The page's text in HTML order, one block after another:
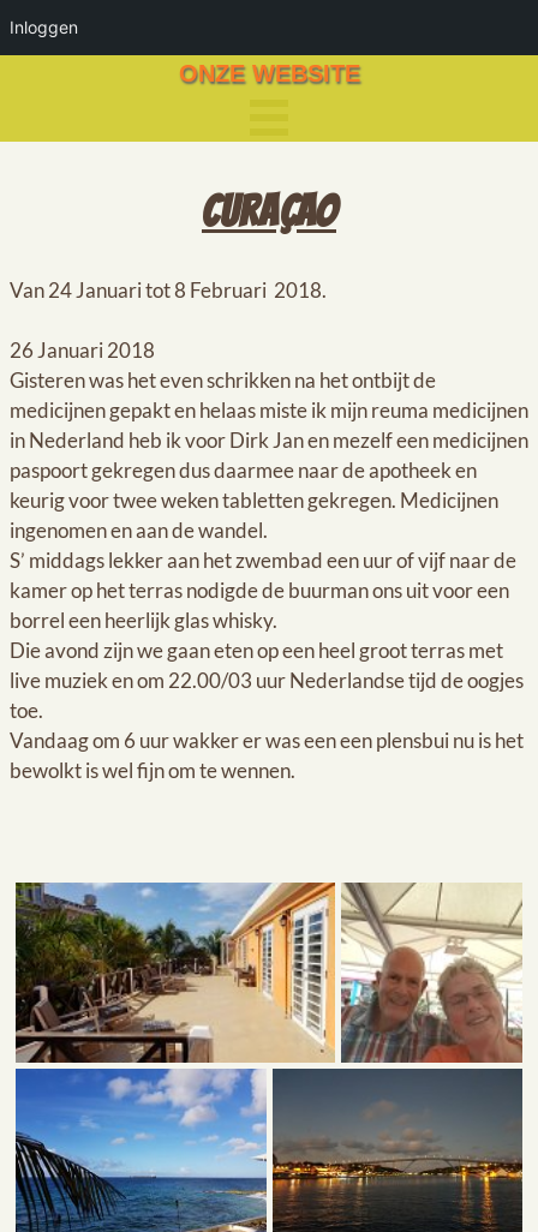
CURAÇAO
Van 24 Januari tot 8 Februari 2018.
26 Januari 2018
Gisteren was het even schrikken na het ontbijt de
medicijnen gepakt en helaas miste ik mijn reuma medicijnen
in Nederland heb ik voor Dirk Jan en mezelf een medicijnen
paspoort gekregen dus daarmee naar de apotheek en
keurig voor twee weken tabletten gekregen. Medicijnen
ingenomen en aan de wandel.
S’ middags lekker aan het zwembad een uur of vijf naar de
kamer op het terras nodigde de buurman ons uit voor een
borrel een heerlijk glas whisky.
Die avond zijn we gaan eten op een heel groot terras met
live muziek en om 22.00/03 uur Nederlandse tijd de oogjes
toe.
Vandaag om 6 uur wakker er was een een plensbui nu is het
bewolkt is wel fijn om te wennen.
ONZE WEBSITE
Inloggen